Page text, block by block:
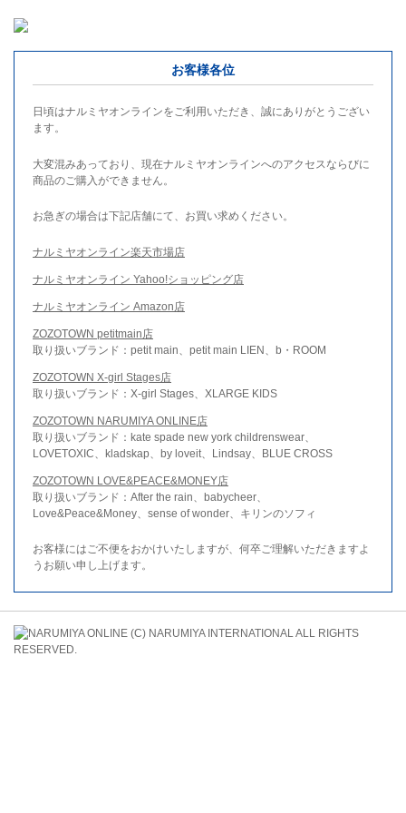
お客様各位
日頃はナルミヤオンラインをご利用いただき、誠にありがとうござい
ます。
大変混みあっており、現在ナルミヤオンラインへのアクセスならびに
商品のご購入ができません。
お急ぎの場合は下記店舗にて、お買い求めください。
ナルミヤオンライン楽天市場店
ナルミヤオンライン Yahoo!ショッピング店
ナルミヤオンライン Amazon店
ZOZOTOWN petitmain店
取り扱いブランド：petit main、petit main LIEN、b・ROOM
ZOZOTOWN X-girl Stages店
取り扱いブランド：X-girl Stages、XLARGE KIDS
ZOZOTOWN NARUMIYA ONLINE店
取り扱いブランド：kate spade new york childrenswear、
LOVETOXIC、kladskap、by loveit、Lindsay、BLUE CROSS
ZOZOTOWN LOVE&PEACE&MONEY店
取り扱いブランド：After the rain、babycheer、
Love&Peace&Money、sense of wonder、キリンのソフィ
お客様にはご不便をおかけいたしますが、何卒ご理解いただきますよ
うお願い申し上げます。